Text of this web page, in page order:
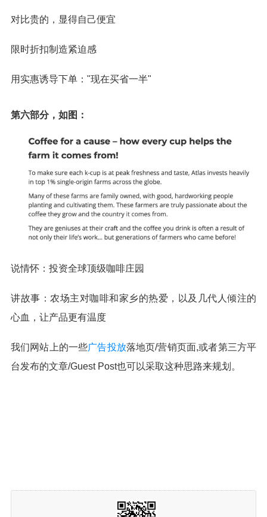
对比贵的，显得自己便宜
限时折扣制造紧迫感
用实惠诱导下单："现在买省一半"
第六部分，如图：
说情怀：投资全球顶级咖啡庄园
讲故事：农场主对咖啡和家乡的热爱，以及几代人倾注的
心血，让产品更有温度
我们网站上的一些广告投放落地页/营销页面,或者第三方平
台发布的文章/Guest Post也可以采取这种思路来规划。